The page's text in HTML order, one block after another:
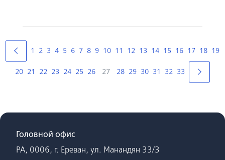
1 2 3 4 5 6 7 8 9 10 11 12 13 14 15 16 17 18 19
20 21 22 23 24 25 26 27 28 29 30 31 32 33
Головной офис
РА, 0006, г. Ереван, ул. Манандян 33/3